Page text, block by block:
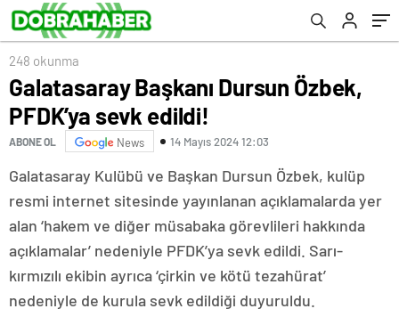
248 okunma
Galatasaray Başkanı Dursun Özbek,
PFDK’ya sevk edildi!
ABONE OL News 14 Mayıs 2024 12:03
Galatasaray Kulübü ve Başkan Dursun Özbek, kulüp
resmi internet sitesinde yayınlanan açıklamalarda yer
alan ‘hakem ve diğer müsabaka görevlileri hakkında
açıklamalar’ nedeniyle PFDK’ya sevk edildi. Sarı-
kırmızılı ekibin ayrıca ‘çirkin ve kötü tezahürat’
nedeniyle de kurula sevk edildiği duyuruldu.